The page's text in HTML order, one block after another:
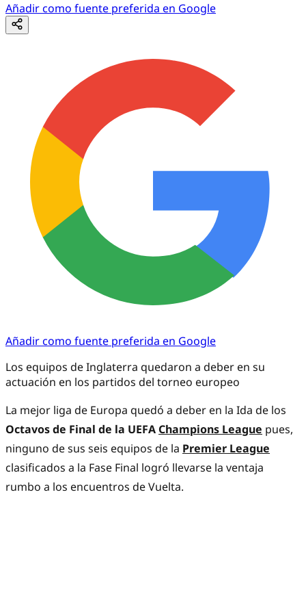
Añadir como fuente preferida en Google
Añadir como fuente preferida en Google
Los equipos de Inglaterra quedaron a deber en su
actuación en los partidos del torneo europeo
La mejor liga de Europa quedó a deber en la Ida de los
Octavos de Final de la UEFA Champions League pues,
ninguno de sus seis equipos de la Premier League
clasificados a la Fase Final logró llevarse la ventaja
rumbo a los encuentros de Vuelta.